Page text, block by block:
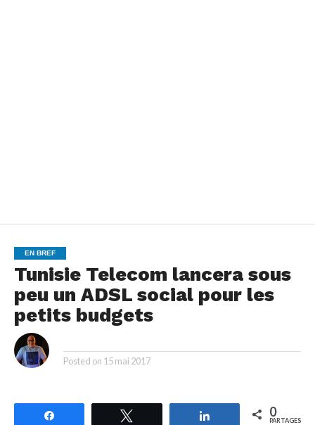
EN BREF
Tunisie Telecom lancera sous
peu un ADSL social pour les
petits budgets
Posted on 15 mai 2017
Partagez 0
PARTAGES